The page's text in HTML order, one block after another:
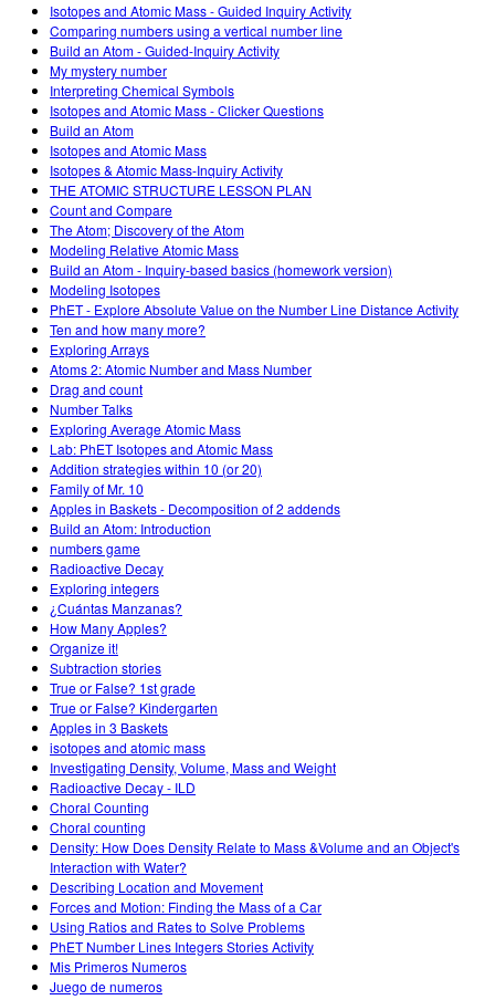
Isotopes and Atomic Mass - Guided Inquiry Activity
Comparing numbers using a vertical number line
Build an Atom - Guided-Inquiry Activity
My mystery number
Interpreting Chemical Symbols
Isotopes and Atomic Mass - Clicker Questions
Build an Atom
Isotopes and Atomic Mass
Isotopes & Atomic Mass-Inquiry Activity
THE ATOMIC STRUCTURE LESSON PLAN
Count and Compare
The Atom; Discovery of the Atom
Modeling Relative Atomic Mass
Build an Atom - Inquiry-based basics (homework version)
Modeling Isotopes
PhET - Explore Absolute Value on the Number Line Distance Activity
Ten and how many more?
Exploring Arrays
Atoms 2: Atomic Number and Mass Number
Drag and count
Number Talks
Exploring Average Atomic Mass
Lab: PhET Isotopes and Atomic Mass
Addition strategies within 10 (or 20)
Family of Mr. 10
Apples in Baskets - Decomposition of 2 addends
Build an Atom: Introduction
numbers game
Radioactive Decay
Exploring integers
¿Cuántas Manzanas?
How Many Apples?
Organize it!
Subtraction stories
True or False? 1st grade
True or False? Kindergarten
Apples in 3 Baskets
isotopes and atomic mass
Investigating Density, Volume, Mass and Weight
Radioactive Decay - ILD
Choral Counting
Choral counting
Density: How Does Density Relate to Mass &Volume and an Object's
Interaction with Water?
Describing Location and Movement
Forces and Motion: Finding the Mass of a Car
Using Ratios and Rates to Solve Problems
PhET Number Lines Integers Stories Activity
Mis Primeros Numeros
Juego de numeros